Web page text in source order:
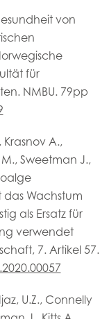
von
für
NMBU. 79pp
Krasnov A.,
Sweetman J.,
Wachstum
als Ersatz für
verwendet
7. Artikel 57.
U.Z., Connelly